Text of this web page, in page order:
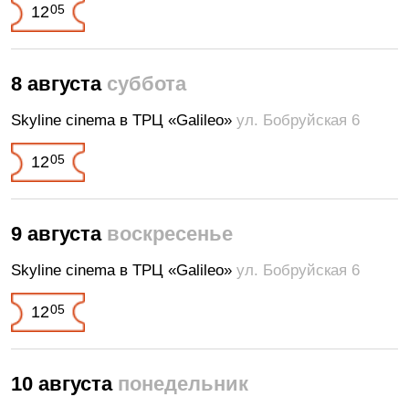
1205
8 августа суббота
Skyline cinema в ТРЦ «Galileo» ул. Бобруйская 6
1205
9 августа воскресенье
Skyline cinema в ТРЦ «Galileo» ул. Бобруйская 6
1205
10 августа понедельник